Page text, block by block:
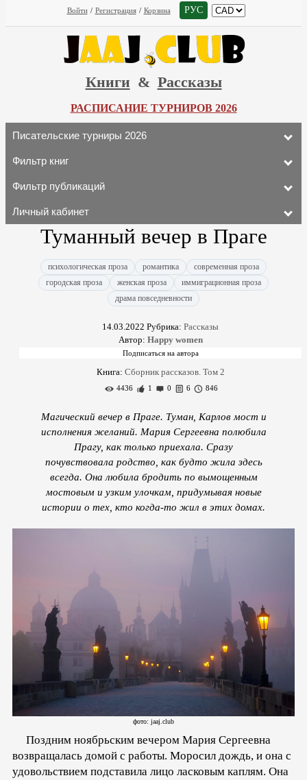
Войти / Регистрация / Корзина РУС
Книги & Рассказы
РАСПИСАНИЕ ТУРНИРОВ 2026
Писательские турниры 2026
Фильтр книг
Фильтр публикаций
Личный кабинет
Туманный вечер в Праге
психологическая проза романтика
современная проза
городская проза
женская проза
иммиграционная проза
драма повседневности
14.03.2022 Рубрика: Рассказы
Автор: Happy women
Книга: Сборник рассказов. Том 2
4436 1 0 6 846
Магический вечер в Праге. Туман, Карлов мост и
исполнения желаний. Мария Сергеевна полюбила
Прагу, как только приехала. Сразу
почувствовала родство, как будто жила здесь
всегда. Она любила бродить по вымощенным
мостовым и узким улочкам, придумывая новые
истории о тех, кто когда-то жил в этих домах.
фото: jaaj.club
Поздним ноябрьским вечером Мария Сергеевна
возвращалась домой с работы. Моросил дождь, и она с
удовольствием подставила лицо ласковым каплям. Она